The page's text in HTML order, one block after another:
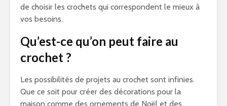
de choisir les crochets qui correspondent le mieux à
vos besoins.
Qu’est-ce qu’on peut faire au
crochet ?
Les possibilités de projets au crochet sont infinies.
Que ce soit pour créer des décorations pour la
maison comme des ornements de Noël et des